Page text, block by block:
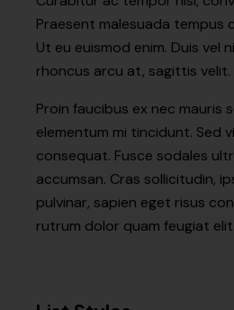
Praesent malesuada tempus
Ut eu euismod enim. Duis vel
rhoncus arcu at, sagittis velit.
Proin faucibus ex nec mauris
elementum mi tincidunt. Sed
consequat. Fusce sodales
accumsan. Cras sollicitudin,
pulvinar, sapien eget risus
rutrum dolor quam feugiat elit.